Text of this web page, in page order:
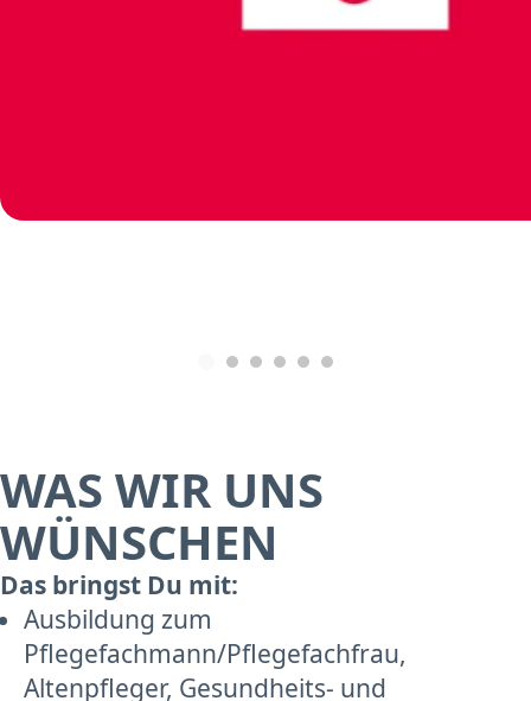
WAS WIR UNS
WÜNSCHEN
Das bringst Du mit:
Ausbildung zum
Pflegefachmann/Pflegefachfrau,
Altenpfleger, Gesundheits- und